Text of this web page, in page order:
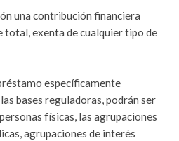
una contribución financiera
total, exenta de cualquier tipo de
específicamente
bases reguladoras, podrán ser
físicas, las agrupaciones
agrupaciones de interés